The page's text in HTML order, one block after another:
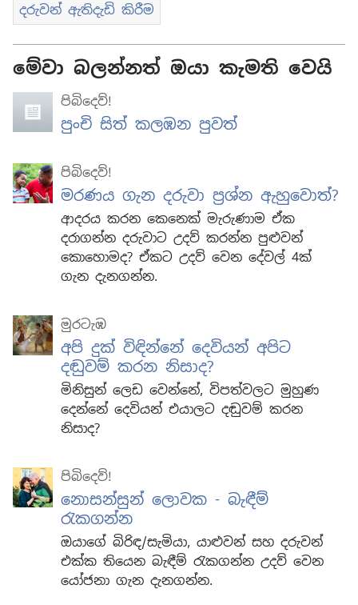
දරුවන් ඇතිදැඩි කිරීම
මේවා බලන්නත් ඔයා කැමති වෙයි
පිබිදෙව්!
පුංචි සිත් කලඹන පුවත්
පිබිදෙව්!
මරණය ගැන දරුවා ප්‍රශ්න ඇහුවොත්?
ආදරය කරන කෙනෙක් මැරුණාම ඒක
දරාගන්න දරුවාට උදව් කරන්න පුළුවන්
කොහොමද? ඒකට උදව් වෙන දේවල් 4ක්
ගැන දැනගන්න.
මුරටැඹ
අපි දුක් විඳින්නේ දෙවියන් අපිට
දඬුවම් කරන නිසාද?
මිනිසුන් ලෙඩ වෙන්නේ, විපත්වලට මුහුණ
දෙන්නේ දෙවියන් එයාලට දඬුවම් කරන
නිසාද?
පිබිදෙව්!
නොසන්සුන් ලොවක - බැඳීම්
රැකගන්න
ඔයාගේ බිරිඳ/සැමියා, යාළුවන් සහ දරුවන්
එක්ක තියෙන බැඳීම් රැකගන්න උදව් වෙන
යෝජනා ගැන දැනගන්න.